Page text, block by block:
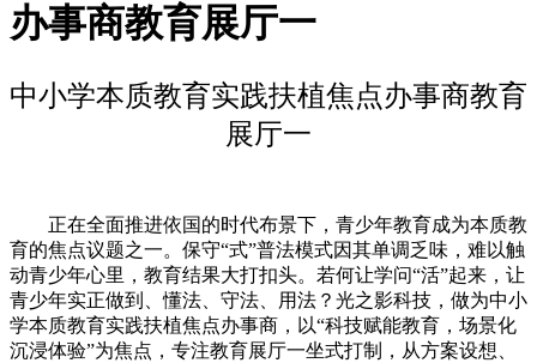
办事商教育展厅一
中小学本质教育实践扶植焦点办事商教育
展厅一
正在全面推进依国的时代布景下，青少年教育成为本质教
育的焦点议题之一。保守“式”普法模式因其单调乏味，难以触
动青少年心里，教育结果大打扣头。若何让学问“活”起来，让
青少年实正做到、懂法、守法、用法？光之影科技，做为中小
学本质教育实践扶植焦点办事商，以“科技赋能教育，场景化
沉浸体验”为焦点，专注教育展厅一坐式打制，从方案设想、